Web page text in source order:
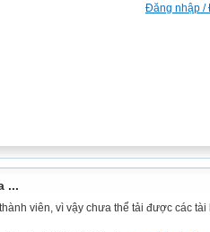
Đăng nhập /
...
viên, vì vậy chưa thể tải được các tài